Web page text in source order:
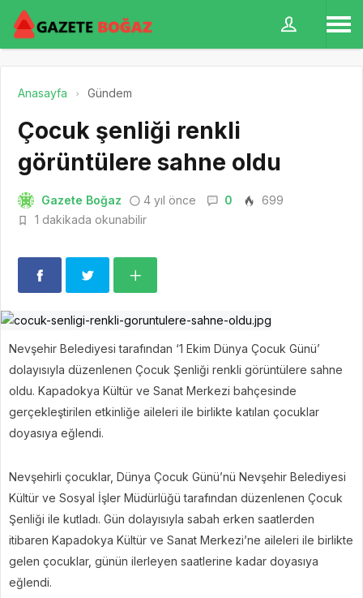
Anasayfa Gündem
Çocuk şenliği renkli
görüntülere sahne oldu
Gazete Boğaz 4 yıl önce 0
699
1 dakikada okunabilir
Nevşehir Belediyesi tarafından ‘1 Ekim Dünya Çocuk Günü’
dolayısıyla düzenlenen Çocuk Şenliği renkli görüntülere sahne
oldu. Kapadokya Kültür ve Sanat Merkezi bahçesinde
gerçekleştirilen etkinliğe aileleri ile birlikte katılan çocuklar
doyasıya eğlendi.
Nevşehirli çocuklar, Dünya Çocuk Günü’nü Nevşehir Belediyesi
Kültür ve Sosyal İşler Müdürlüğü tarafından düzenlenen Çocuk
Şenliği ile kutladı. Gün dolayısıyla sabah erken saatlerden
itibaren Kapadokya Kültür ve Sanat Merkezi’ne aileleri ile birlikte
gelen çocuklar, günün ilerleyen saatlerine kadar doyasıya
eğlendi.